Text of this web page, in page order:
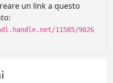
un link a questo
11585/9026